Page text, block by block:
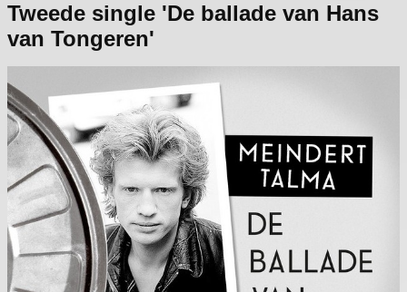
Tweede single 'De ballade van Hans
van Tongeren'